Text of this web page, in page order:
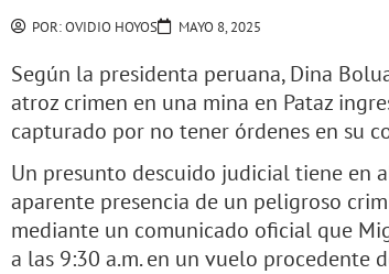
POR:OVIDIO HOYOS MAYO 8, 2025
Según la presidenta peruana, Dina
atroz crimen en una mina en Pataz
capturado por no tener órdenes en su
Un presunto descuido judicial tiene en
aparente presencia de un peligroso
mediante un comunicado oficial que
a las 9:30 a.m. en un vuelo procedente